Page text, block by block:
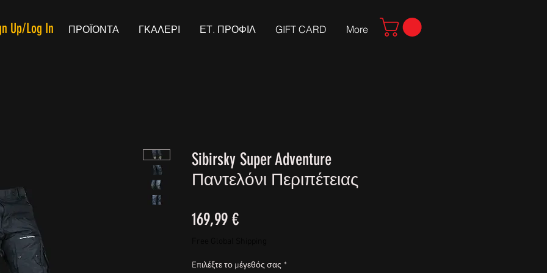
ΠΡΟΪΟΝΤΑ ΓΚΑΛΕΡΙ ΕΤ. ΠΡΟΦΙΛ GIFT CARD More
Up/Log In
Sibirsky Super Adventure
Παντελόνι Περιπέτειας
169,99 €Τιμή
Eπιλέξτε το μέγεθός σας *